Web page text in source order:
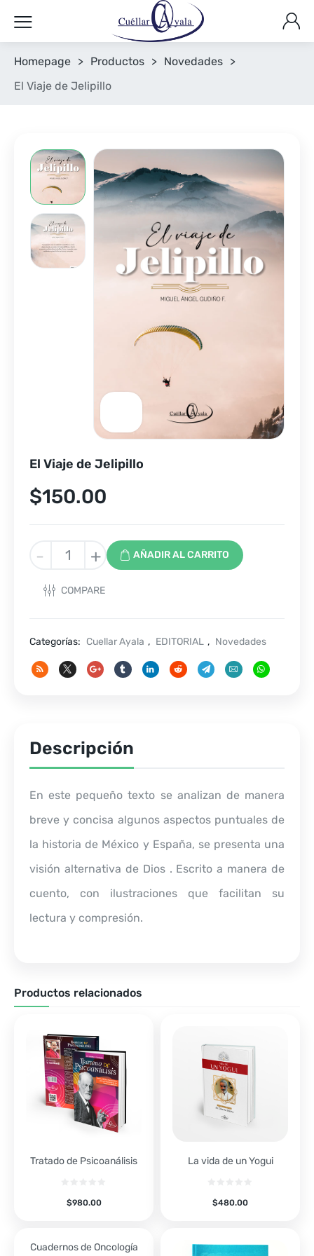
Homepage > Productos > Novedades >
El Viaje de Jelipillo
El Viaje de Jelipillo
$150.00
-
de
Jelipillo
+ AÑADIR AL CARRITO
COMPARE
Categorías: Cuellar Ayala , EDITORIAL , Novedades
Descripción
En este pequeño texto se analizan de manera
breve y concisa algunos aspectos puntuales de
la historia de México y España, se presenta una
visión alternativa de Dios . Escrito a manera de
cuento, con ilustraciones que facilitan su
lectura y compresión.
Productos relacionados
Tratado de Psicoanálisis
$980.00
La vida de un Yogui
$480.00
Cuadernos de Oncología